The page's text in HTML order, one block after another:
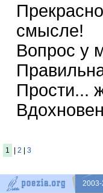
смысле!
Вопрос у
Прости...
1 2 3